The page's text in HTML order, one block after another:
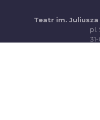
Teatr im.
pl.